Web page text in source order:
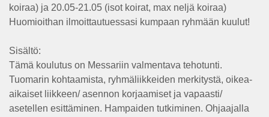
koiraa) ja 20.05-21.05 (isot koirat, max neljä koiraa)
Huomioithan ilmoittautuessasi kumpaan ryhmään kuulut!
Sisältö:
Tämä koulutus on Messariin valmentava tehotunti.
Tuomarin kohtaamista, ryhmäliikkeiden merkitystä, oikea-
aikaiset liikkeen/ asennon korjaamiset ja vapaasti/
asetellen esittäminen. Hampaiden tutkiminen. Ohjaajalla